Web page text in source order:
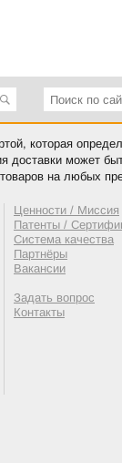
которая
доставки может
на любых
Ценности / Миссия
Патенты /
Система качества
Партнёры
Вакансии
Задать вопрос
Контакты